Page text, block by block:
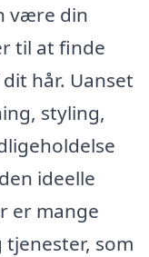
være din
til at finde
hår. Uanset
styling,
ideelle
er mange
som